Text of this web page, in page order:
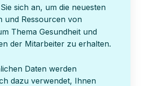
sich an, um die neuesten
und Ressourcen von
Thema Gesundheit und
der Mitarbeiter zu erhalten.
Daten werden
dazu verwendet, Ihnen